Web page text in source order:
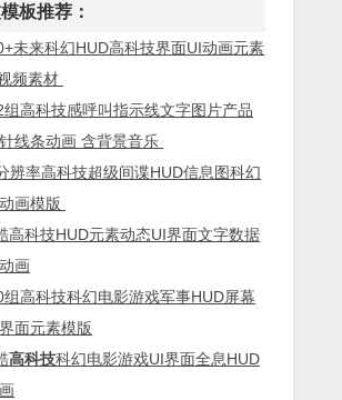
板推荐：
未来科幻HUD高科技界面UI动画元素
频素材
高科技感呼叫指示线文字图片产品
线条动画 含背景音乐
辨率高科技超级间谍HUD信息图科幻
画模版
高科技HUD元素动态UI界面文字数据
画
高科技科幻电影游戏军事HUD屏幕
面元素模版
高科技科幻电影游戏UI界面全息HUD